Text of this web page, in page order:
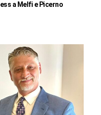
a Melfi e Picerno